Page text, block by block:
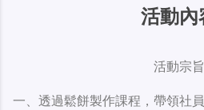
活動內
活動宗旨
一、透過鬆餅製作課程，帶領社